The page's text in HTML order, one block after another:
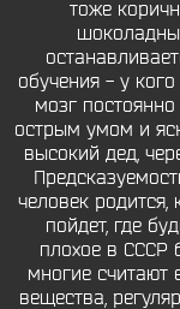
тоже
обучения - у кого
мозг
острым умом и
высокий дед,
человек родится,
пойдет, где
плохое в СССР
многие считают
вещества,